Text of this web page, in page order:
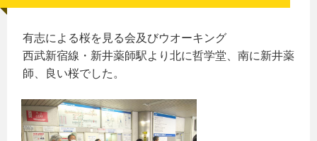
有志による桜を見る会及びウオーキング
西武新宿線・新井薬師駅より北に哲学堂、南に新井薬
師、良い桜でした。